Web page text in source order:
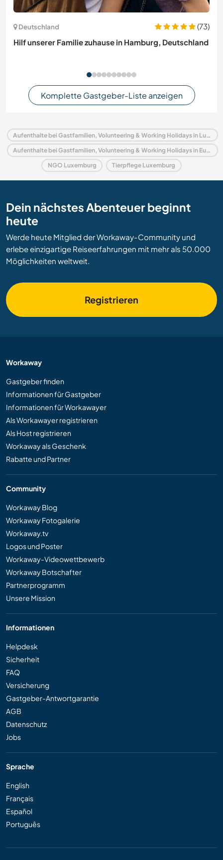
Deutschland
(73)
Hilf unserer Familie zuhause in Hamburg, Deutschland
Komplette Gastgeber-Liste anzeigen
Aufenthalte bei Gastfamilien, Volunteering & Working Holidays in Luxemburg
Aufenthalte bei Gastfamilien, Volunteering & Working Holidays in Europa
NGO Luxemburg Tierpflege Luxemburg
Dein nächstes Abenteuer beginnt
heute
Werde heute Mitglied der Workaway-Community und
erlebe einzigartige Reiseerfahrungen mit mehr als 50.000
Möglichkeiten weltweit.
Registrieren
Workaway
Gastgeber finden
Informationen für Gastgeber
Informationen für Workawayer
Als Workawayer registrieren
Als Host registrieren
Workaway als Geschenk
Rabatte und Partner
Community
Workaway Blog
Workaway Fotogalerie
Workaway.tv
Logos und Poster
Workaway-Videowettbewerb
Workaway Botschafter
Partnerprogramm
Unsere Mission
Informationen
Helpdesk
Sicherheit
FAQ
Versicherung
Gastgeber-Antwortgarantie
AGB
Datenschutz
Jobs
Sprache
English
Français
Español
Português